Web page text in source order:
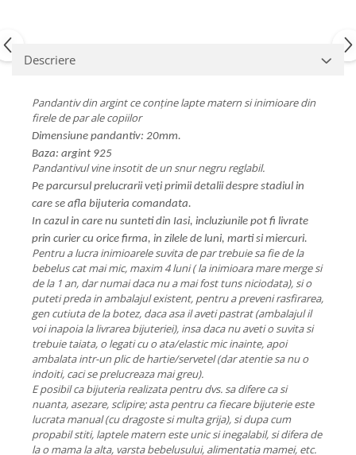
Descriere
Pandantiv din argint ce conține lapte matern si inimioare din
firele de par ale copiilor
Dimensiune pandantiv: 20mm.
Baza: argint 925
Pandantivul vine insotit de un snur negru reglabil.
Pe parcursul prelucrarii veți primii detalii despre stadiul in
care se afla bijuteria comandata.
In cazul in care nu sunteti din Iasi, incluziunile pot fi livrate
prin curier cu orice firma, in zilele de luni, marti si miercuri.
Pentru a lucra inimioarele suvita de par trebuie sa fie de la
bebelus cat mai mic, maxim 4 luni ( la inimioara mare merge si
de la 1 an, dar numai daca nu a mai fost tuns niciodata), si o
puteti preda in ambalajul existent, pentru a preveni rasfirarea,
gen cutiuta de la botez, daca asa il aveti pastrat (ambalajul il
voi inapoia la livrarea bijuteriei), insa daca nu aveti o suvita si
trebuie taiata, o legati cu o ata/elastic mic inainte, apoi
ambalata intr-un plic de hartie/servetel (dar atentie sa nu o
indoiti, caci se prelucreaza mai greu).
E posibil ca bijuteria realizata pentru dvs. sa difere ca si
nuanta, asezare, sclipire; asta pentru ca fiecare bijuterie este
lucrata manual (cu dragoste si multa grija), si dupa cum
propabil stiti, laptele matern este unic si inegalabil, si difera de
la o mama la alta, varsta bebelusului, alimentatia mamei, etc.